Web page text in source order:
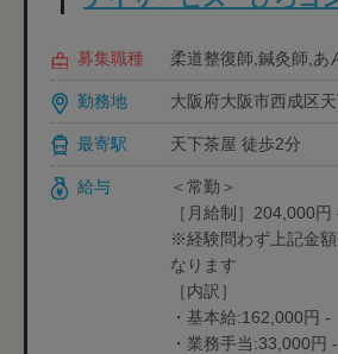
募集職種 柔道整復師,鍼灸師,あ
勤務地 大阪府大阪市西成区
最寄駅 天下茶屋 徒歩2分
給与
＜常勤＞
［月給制］204,000円
※経験問わず上記金
なります
［内訳］
・基本給:162,000円 -
・業務手当:33,000円 -